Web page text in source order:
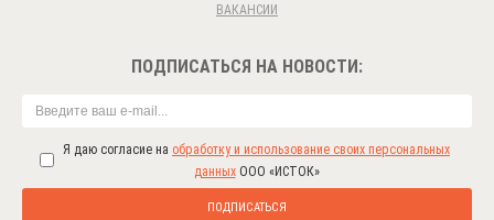
ВАКАНСИИ
ПОДПИСАТЬСЯ НА НОВОСТИ:
Я даю согласие на обработку и использование своих персональных
данныхООО «ИСТОК»
ПОДПИСАТЬСЯ